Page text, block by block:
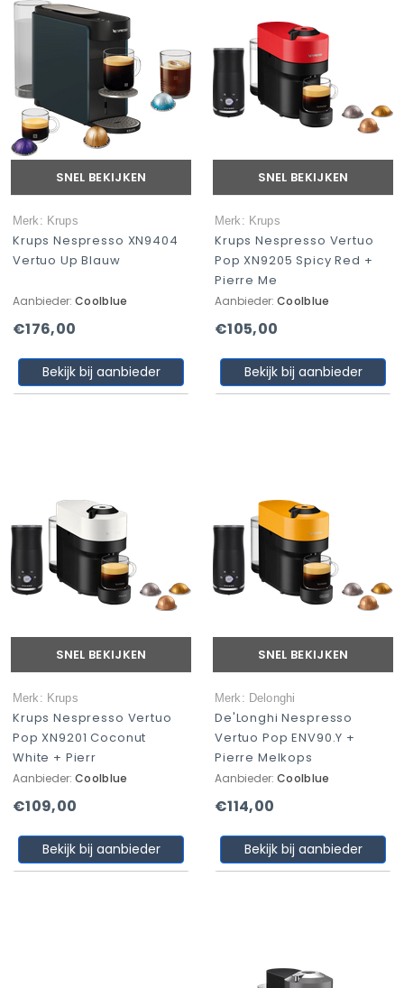
SNEL BEKIJKEN
Merk: Krups
Krups Nespresso XN9404
Vertuo Up Blauw
Aanbieder: Coolblue
€176,00
Bekijk bij aanbieder
SNEL BEKIJKEN
Merk: Krups
Krups Nespresso Vertuo
Pop XN9205 Spicy Red +
Pierre Me
Aanbieder: Coolblue
€105,00
Bekijk bij aanbieder
SNEL BEKIJKEN
Merk: Krups
Krups Nespresso Vertuo
Pop XN9201 Coconut
White + Pierr
Aanbieder: Coolblue
€109,00
Bekijk bij aanbieder
SNEL BEKIJKEN
Merk: Delonghi
De'Longhi Nespresso
Vertuo Pop ENV90.Y +
Pierre Melkops
Aanbieder: Coolblue
€114,00
Bekijk bij aanbieder